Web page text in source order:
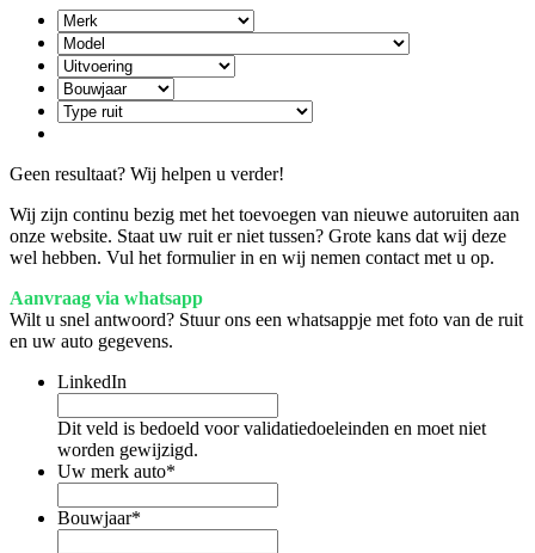
Geen resultaat? Wij helpen u verder!
Wij zijn continu bezig met het toevoegen van nieuwe autoruiten aan
onze website. Staat uw ruit er niet tussen? Grote kans dat wij deze
wel hebben. Vul het formulier in en wij nemen contact met u op.
Aanvraag via whatsapp
Wilt u snel antwoord? Stuur ons een whatsappje met foto van de ruit
en uw auto gegevens.
LinkedIn
Dit veld is bedoeld voor validatiedoeleinden en moet niet
worden gewijzigd.
Uw merk auto*
Bouwjaar*